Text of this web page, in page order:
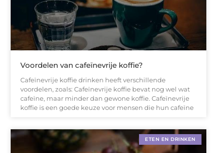
Voordelen van cafeïnevrije koffie?
Cafeïnevrije koffie drinken heeft verschillende
voordelen, zoals: Cafeïnevrije koffie bevat nog wel wat
cafeïne, maar minder dan gewone koffie. Cafeïnevrije
koffie is een goede keuze voor mensen die hun cafeïne
ETEN EN DRINKEN